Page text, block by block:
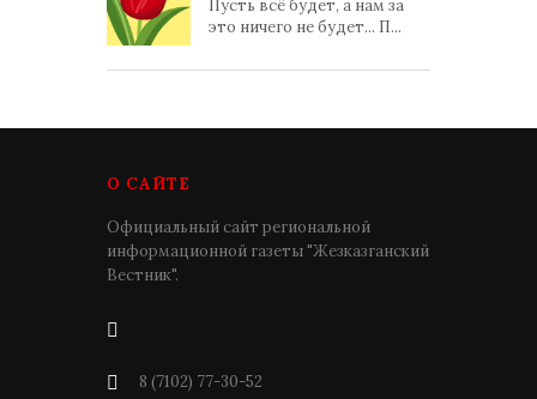
Пусть всё будет, а нам за
это ничего не будет... П...
О САЙТЕ
Официальный сайт региональной
информационной газеты "Жезказганский
Вестник".
8 (7102) 77-30-52